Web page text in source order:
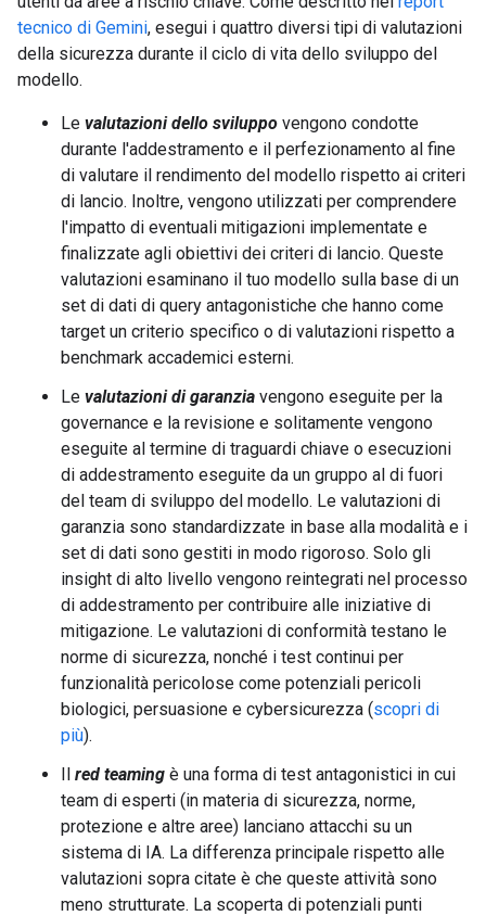
tecnico di Gemini, esegui i quattro diversi tipi di valutazioni
della sicurezza durante il ciclo di vita dello sviluppo del
modello.
Le valutazioni dello sviluppo vengono condotte
durante l'addestramento e il perfezionamento al fine
di valutare il rendimento del modello rispetto ai criteri
di lancio. Inoltre, vengono utilizzati per comprendere
l'impatto di eventuali mitigazioni implementate e
finalizzate agli obiettivi dei criteri di lancio. Queste
valutazioni esaminano il tuo modello sulla base di un
set di dati di query antagonistiche che hanno come
target un criterio specifico o di valutazioni rispetto a
benchmark accademici esterni.
Le valutazioni di garanzia vengono eseguite per la
governance e la revisione e solitamente vengono
eseguite al termine di traguardi chiave o esecuzioni
di addestramento eseguite da un gruppo al di fuori
del team di sviluppo del modello. Le valutazioni di
garanzia sono standardizzate in base alla modalità e i
set di dati sono gestiti in modo rigoroso. Solo gli
insight di alto livello vengono reintegrati nel processo
di addestramento per contribuire alle iniziative di
mitigazione. Le valutazioni di conformità testano le
norme di sicurezza, nonché i test continui per
funzionalità pericolose come potenziali pericoli
biologici, persuasione e cybersicurezza (scopri di
più).
Il red teaming è una forma di test antagonistici in cui
team di esperti (in materia di sicurezza, norme,
protezione e altre aree) lanciano attacchi su un
sistema di IA. La differenza principale rispetto alle
valutazioni sopra citate è che queste attività sono
meno strutturate. La scoperta di potenziali punti